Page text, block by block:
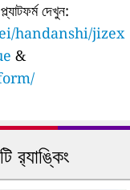
দেখুন:
handanshi/jizex
&
র‍্যাঙ্কিং